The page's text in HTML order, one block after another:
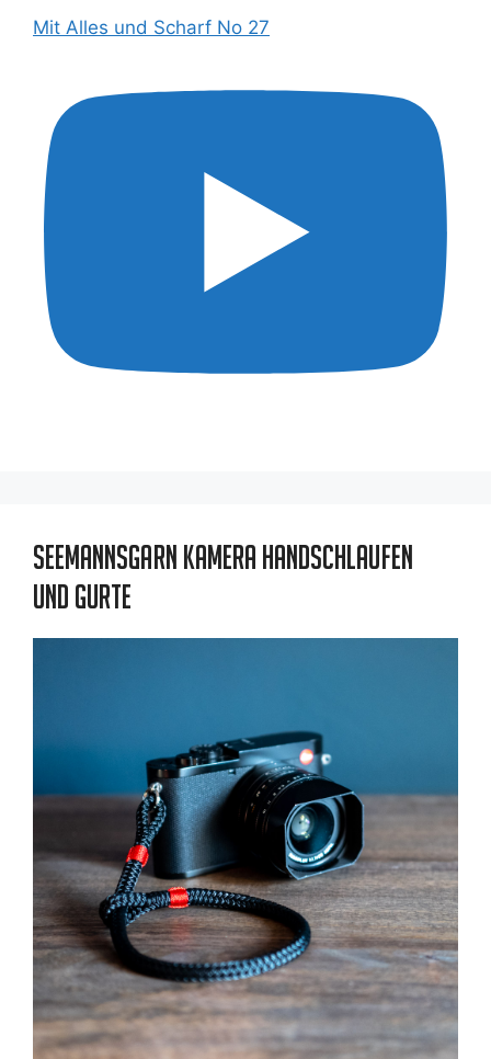
Mit Alles und Scharf No 27
Seemannsgarn Kamera Handschlaufen
und Gurte